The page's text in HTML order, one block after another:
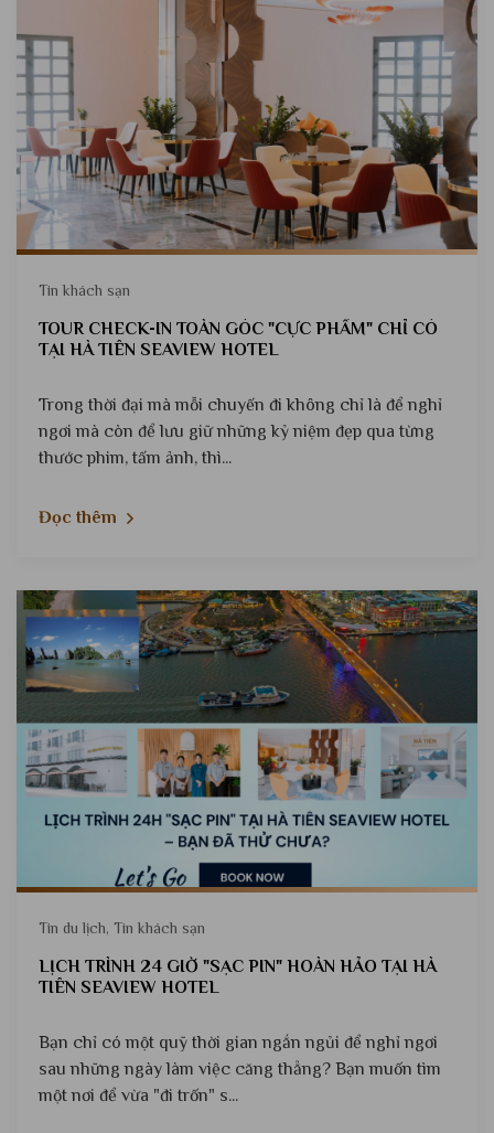
Tin khách sạn
TOUR CHECK-IN TOÀN GÓC "CỰC PHẨM" CHỈ CÓ
TẠI HÀ TIÊN SEAVIEW HOTEL
Trong thời đại mà mỗi chuyến đi không chỉ là để nghỉ
ngơi mà còn để lưu giữ những kỷ niệm đẹp qua từng
thước phim, tấm ảnh, thì...
Đọc thêm
Tin du lịch, Tin khách sạn
LỊCH TRÌNH 24 GIỜ "SẠC PIN" HOÀN HẢO TẠI HÀ
TIÊN SEAVIEW HOTEL
Bạn chỉ có một quỹ thời gian ngắn ngủi để nghỉ ngơi
sau những ngày làm việc căng thẳng? Bạn muốn tìm
một nơi để vừa "đi trốn" s...